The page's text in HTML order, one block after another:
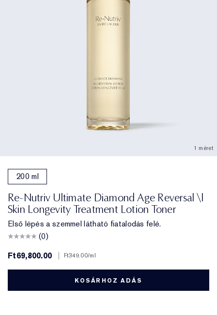
1 méret
200 ml
Re-Nutriv Ultimate Diamond Age Reversal \|
Skin Longevity Treatment Lotion Toner
Első lépés a szemmel látható fiatalodás felé.
(0)
Ft69,800.00
Ft349.00/ml
KOSÁRHOZ ADÁS